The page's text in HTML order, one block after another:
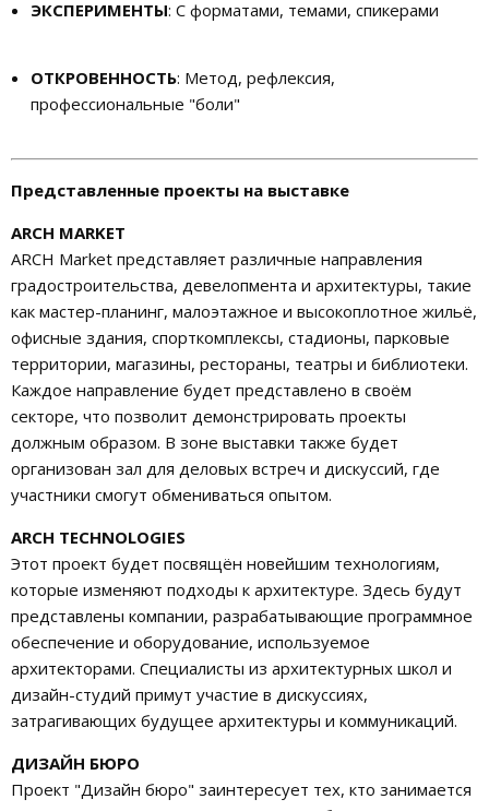
ЭКСПЕРИМЕНТЫ: С форматами, темами, спикерами
ОТКРОВЕННОСТЬ: Метод, рефлексия,
профессиональные "боли"
Представленные проекты на выставке
ARCH MARKET
ARCH Market представляет различные направления
градостроительства, девелопмента и архитектуры, такие
как мастер-планинг, малоэтажное и высокоплотное жильё,
офисные здания, спорткомплексы, стадионы, парковые
территории, магазины, рестораны, театры и библиотеки.
Каждое направление будет представлено в своём
секторе, что позволит демонстрировать проекты
должным образом. В зоне выставки также будет
организован зал для деловых встреч и дискуссий, где
участники смогут обмениваться опытом.
ARCH TECHNOLOGIES
Этот проект будет посвящён новейшим технологиям,
которые изменяют подходы к архитектуре. Здесь будут
представлены компании, разрабатывающие программное
обеспечение и оборудование, используемое
архитекторами. Специалисты из архитектурных школ и
дизайн-студий примут участие в дискуссиях,
затрагивающих будущее архитектуры и коммуникаций.
ДИЗАЙН БЮРО
Проект "Дизайн бюро" заинтересует тех, кто занимается